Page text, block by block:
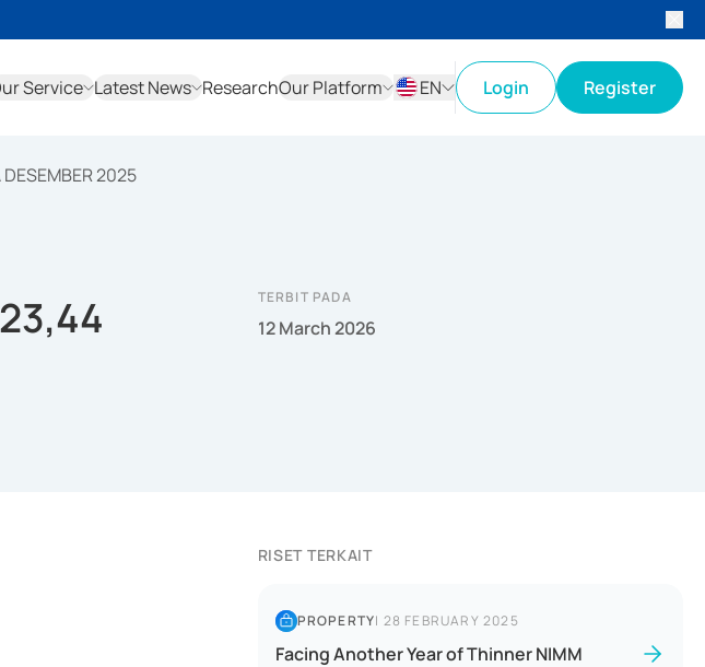
Service Latest News ResearchOur Platform
EN
Login Register
2025
TERBIT PADA
12 March 2026
RISET TERKAIT
PROPERTY| 28 FEBRUARY 2025
Facing Another Year of Thinner NIMM